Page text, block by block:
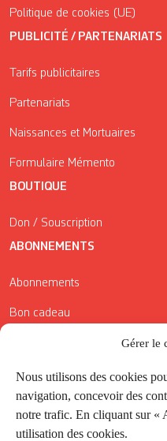
Gérer le
Nous utilisons des cookies
navigation, concevoir des
notre trafic. En cliquant sur «
utilisation des cookies.
Politique de cookies (UE)
PUBLICITÉ / PARTENARIATS
Tarifs publicitaires
Partenariats
Naissances et Mortuaires
Formulaire Mémento
BOUTIQUE
Don / Souscription
ABONNEMENTS
Abonnements
Bon cadeau
Conditions générales de vente
Réductions de la Carte Côté
Application